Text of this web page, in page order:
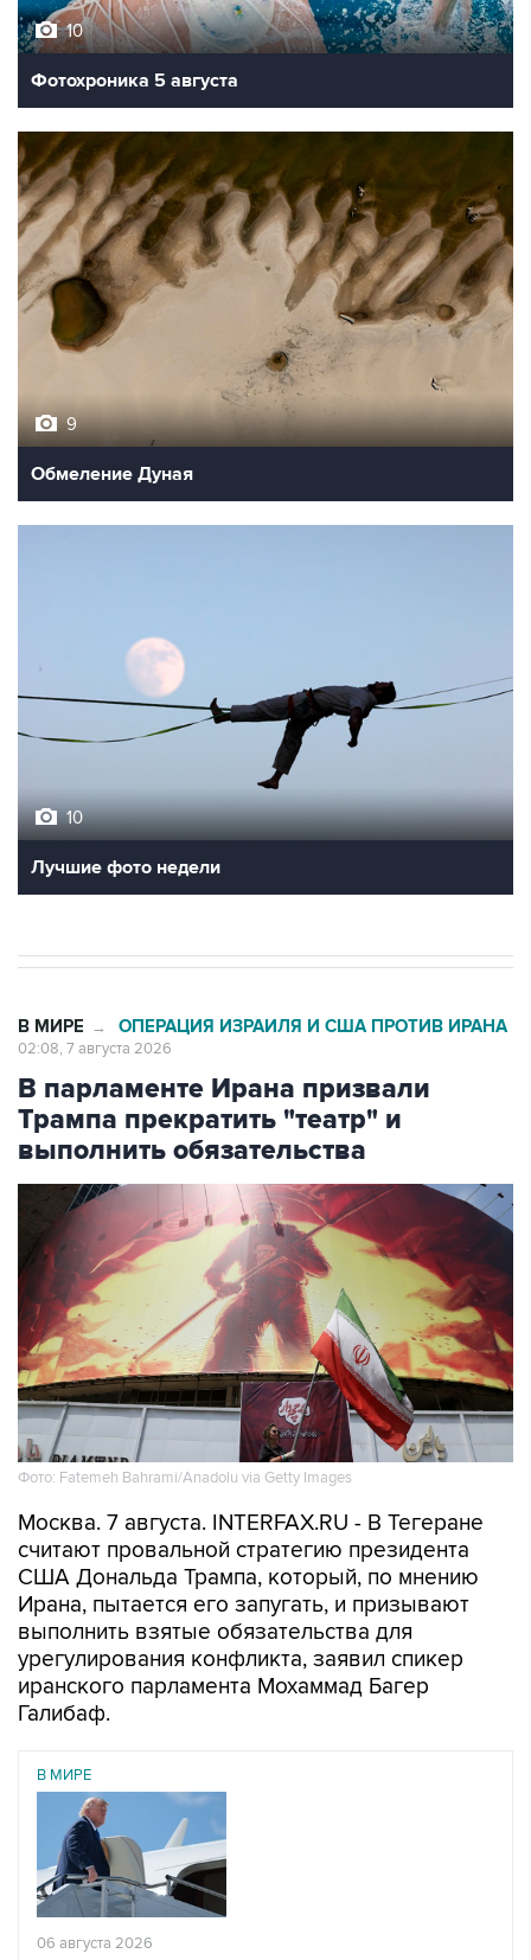
10
Фотохроника 5 августа
9
Обмеление Дуная
10
Лучшие фото недели
В МИРЕ → ОПЕРАЦИЯ ИЗРАИЛЯ И США ПРОТИВ ИРАНА
02:08, 7 августа 2026
В парламенте Ирана призвали
Трампа прекратить "театр" и
выполнить обязательства
Фото: Fatemeh Bahrami/Anadolu via Getty Images
Москва. 7 августа. INTERFAX.RU - В Тегеране
считают провальной стратегию президента
США Дональда Трампа, который, по мнению
Ирана, пытается его запугать, и призывают
выполнить взятые обязательства для
урегулирования конфликта, заявил спикер
иранского парламента Мохаммад Багер
Галибаф.
В МИРЕ
06 августа 2026